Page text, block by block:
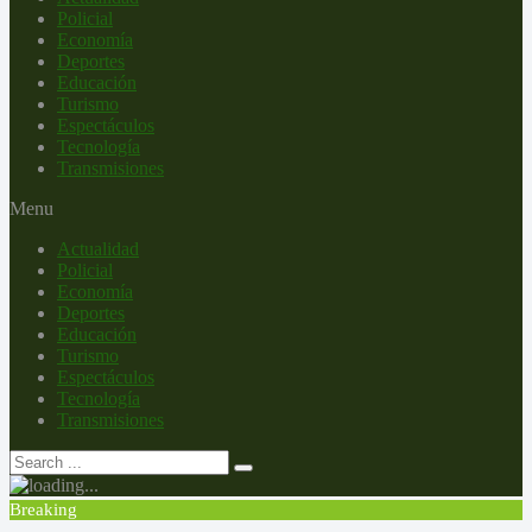
Policial
Economía
Deportes
Educación
Turismo
Espectáculos
Tecnología
Transmisiones
Menu
Actualidad
Policial
Economía
Deportes
Educación
Turismo
Espectáculos
Tecnología
Transmisiones
Breaking